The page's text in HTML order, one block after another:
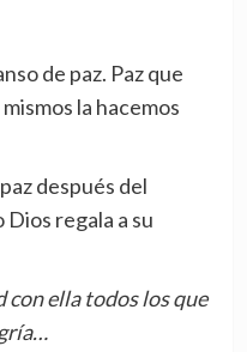
de paz. Paz que
la hacemos
después del
regala a su
con ella todos los que